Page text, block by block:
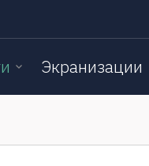
Экранизации